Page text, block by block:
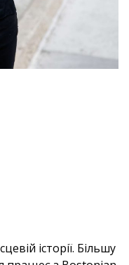
історії. Більшу